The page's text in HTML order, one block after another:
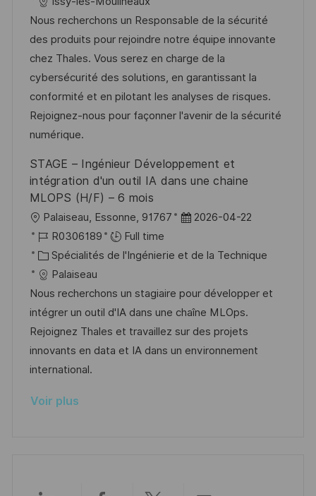
l
i
s
a
t
i
o
e
d
’
a
f
f
i
h
a
g
é
r
e
n
c
e
p
o
t
t
é
g
o
r
i
e
Nous recherchons un Responsable de la sécurité
des produits pour rejoindre notre équipe innovante
chez Thales. Vous serez en charge de la
cybersécurité des solutions, en garantissant la
conformité et en pilotant les analyses de risques.
Rejoignez-nous pour façonner l'avenir de la sécurité
numérique.
STAGE – Ingénieur Développement et
intégration d'un outil IA dans une chaine
MLOPS (H/F) – 6 mois
o
c
a
l
i
s
a
t
o
Palaiseau, Essonne, 91767
D
t
d
’
a
f
2026-04-22
R
é
f
é
r
e
n
c
d
R0306189
Full time
C
a
t
é
g
o
r
e
Spécialités de l'Ingénierie et de la Technique
Palaiseau
Nous recherchons un stagiaire pour développer et
intégrer un outil d'IA dans une chaîne MLOps.
Rejoignez Thales et travaillez sur des projets
innovants en data et IA dans un environnement
international.
Voir plus